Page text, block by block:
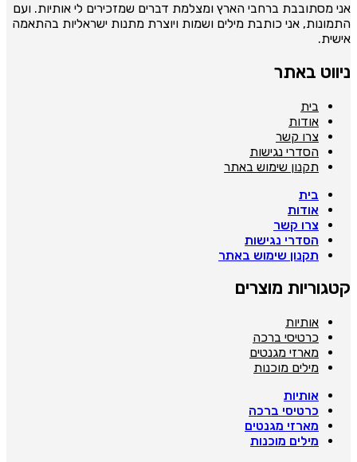
מסתובבת ברחבי הארץ ומצלמת דברים שמזכירים לי אותיות. ועם
אני כותבת מילים ושמות ויוצרת מתנות ישראליות בהתאמה
באתר
בית
אודות
צרו קשר
הסדרי נגישות
תקנון שימוש באתר
בית
אודות
צרו קשר
הסדרי נגישות
תקנון שימוש באתר
מוצרים
אותיות
כרטיסי ברכה
מארזי מגנטים
מילים מוכנות
אותיות
כרטיסי ברכה
מארזי מגנטים
מילים מוכנות